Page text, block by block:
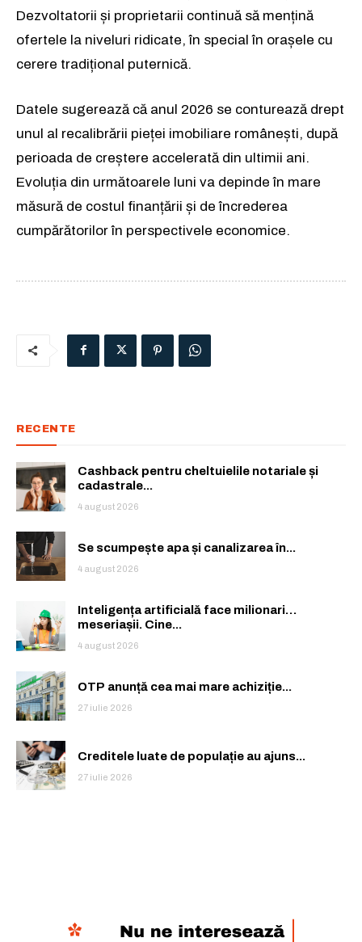
Dezvoltatorii și proprietarii continuă să mențină
ofertele la niveluri ridicate, în special în orașele cu
cerere tradițional puternică.
Datele sugerează că anul 2026 se conturează drept
unul al recalibrării pieței imobiliare românești, după
perioada de creștere accelerată din ultimii ani.
Evoluția din următoarele luni va depinde în mare
măsură de costul finanțării și de încrederea
cumpărătorilor în perspectivele economice.
RECENTE
Cashback pentru cheltuielile notariale și
cadastrale...
4 august 2026
Se scumpește apa și canalizarea în...
4 august 2026
Inteligența artificială face milionari…
meseriașii. Cine...
4 august 2026
OTP anunță cea mai mare achiziție...
27 iulie 2026
Creditele luate de populație au ajuns...
27 iulie 2026